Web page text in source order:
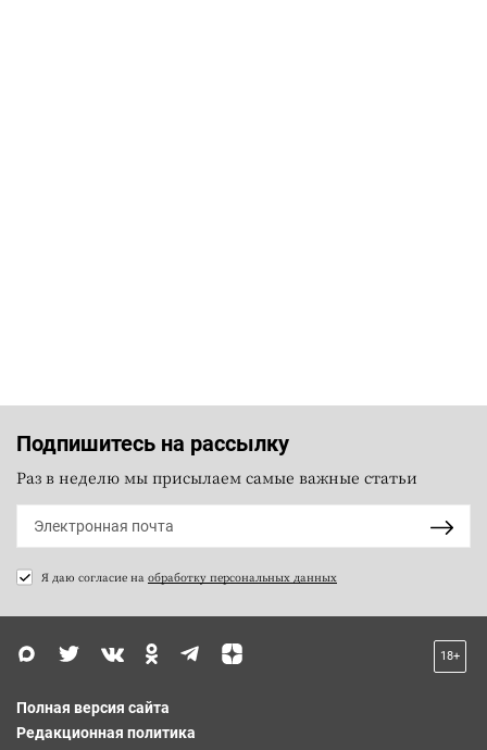
Подпишитесь на рассылку
Раз в неделю мы присылаем самые важные статьи
Я даю согласие на обработку персональных данных
18+
Полная версия сайта
Редакционная политика